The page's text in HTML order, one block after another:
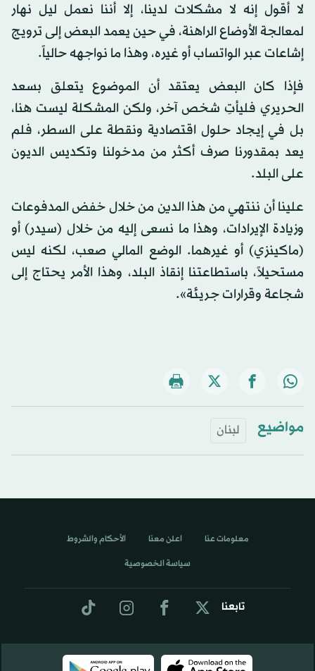
لا أقول إنه لا مشكلات لدينا، إلا أننا نعمل ليل نهار
لمعالجة الأوضاع الراهنة، في حين يعمد البعض إلى ترويج
إشاعات عبر الواتساب أو غيره، وهذا ما نواجهه حالياً.
فإذا كان البعض يعتقد أن الموضوع يتعلق بسعد
الحريري فليأتِ شخص آخر، ولكن المشكلة ليست هنا،
بل في إيجاد حلول اقتصادية ونقطة على السطر، فلم
يعد بمقدورنا صرف أكثر من مدخولنا وتكديس الديون
على البلد.
علينا أن ننتهي من هذا الدين من خلال خفض المدفوعات
وزيادة الإيرادات، وهذا ما نسعى إليه من خلال (سيدر) أو
(ماكينزي) أو غيرهما. الوضع المالي صعب، لكنه ليس
مستحيلاً، باستطاعتنا إنقاذ البلد، وهذا الأمر يحتاج إلى
شجاعة وقرارات جريئة».
مواضيع لبنان
تابعنا
معلومات عنا اعلن معنا الأحكام والشروط
سياسة الخصوصية